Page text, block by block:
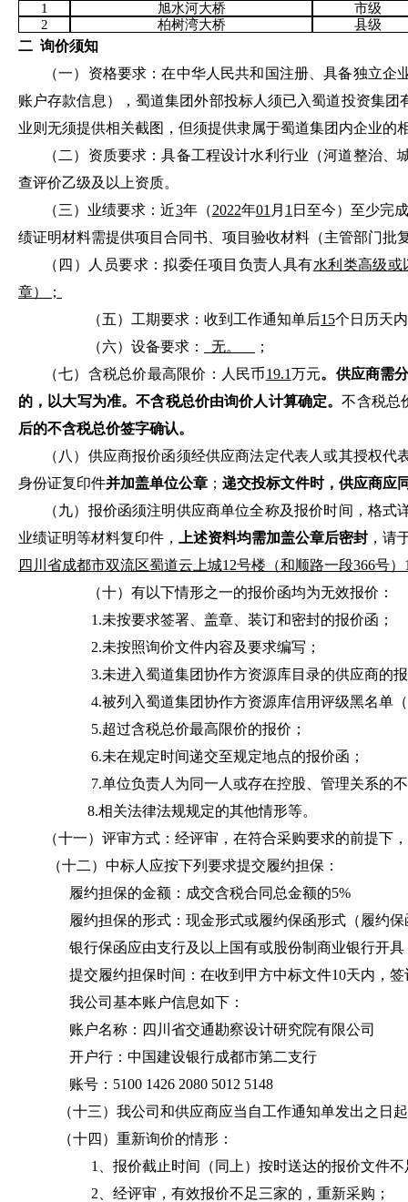
1
旭水河大桥
市级
2
柏树湾大桥 县级
二 询价须知
（一）资格要求：在中华人民共和国注册、具备独立
账户存款信息 ） ， 蜀道集团外部投标人 须已入蜀道投资集团
业则无须提供相关截图， 但须提供隶属于蜀道集团内企业的
（二）资质要求：具备工程设计水利行业（河道整治、
查评价乙级及以上资质。
（三）业绩要求：近3年（2022年01 月 1 日至今）至少完
绩证明材料需提供项目合同书、项目验收材料（主管部门批
（四）人员要求：拟委任项目负责人具有水利类高级或
章）
；
（五） 工期要求： 收到工作通知单后15个 日历天内
（六）设备要求：
无。
；
（七） 含税总价最高限价： 人民币19.1万元。 供应商需
的，以大写为准。不含税总价由询价人计算确定。不含税总
后的不含税总价签字确认。
（ 八 ）供应商报价函须经供应商法定代表人或其授权
身份证复印件并加盖单位公章 ； 递交投标文件时，供应商应
（九）报价函须注明供应商单位全称及报价时间，格
业绩证明等材料复印件，
上述资料均需加盖公章后密封 ，请
四川省成都市双流区蜀道云上城12号楼（和顺路一段366号）
（十）有以下情形之一的报价函均为无效报价：
1.未按要求签署、盖章、装订和密封的报价函；
2.未按照询价文件内容及要求编写；
3.未进入蜀道集团协作方资源库目录的供应商的
4.被列入蜀道集团协作方资源库信用评级黑名单（
5.超过含税总价最高限价的报价；
6.未在规定时间递交至规定地点的报价函；
7.单位负责人为同一人或存在控股、管理关系的
8.相关法律法规规定的其他情形等。
（十一）评审方式 ：经评审，在符合采购要求的前提下
（十二 ）中标人应按下列要求提交履约担保：
履约担保的金额： 成交含税合同总金额的5%
履约担保的形式：现金形式或履约保函形式（履约
银行保函应由支行及以上国有或股份制商业银行开
提交履约担保时间：在收到甲方中标文件10天内 ， 签
我公司基本账户信息如下：
账户名称：四川省交通勘察设计研究院有限公司
开户行：中国建设银行成都市第二支行
账号： 5100 1426 2080 5012 5148
（十三）我公司和供应商应当自工作通知单发出之日起
（十四 ）重新询价的情形：
1
、报价截止时间（同上）按时送达的报价文件
2 、经评审，有效报价不足三家的，重新采购；